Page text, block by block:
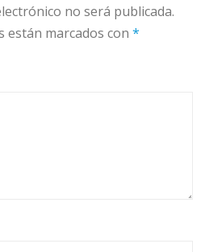
no será publicada.
están marcados con *